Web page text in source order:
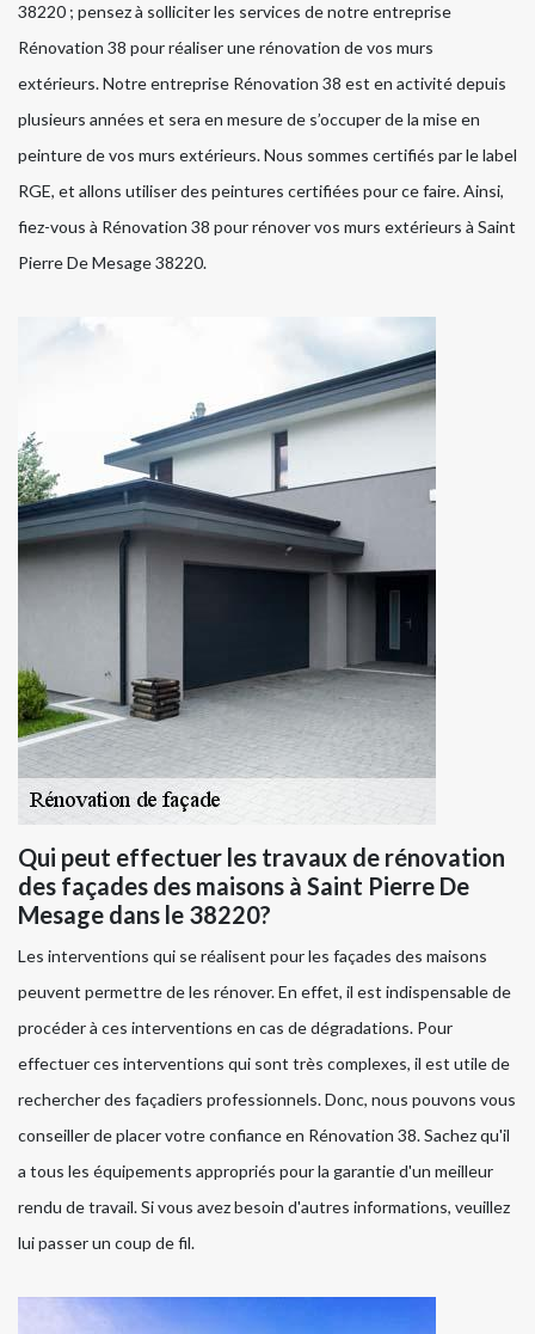
38220 ; pensez à solliciter les services de notre entreprise
Rénovation 38 pour réaliser une rénovation de vos murs
extérieurs. Notre entreprise Rénovation 38 est en activité depuis
plusieurs années et sera en mesure de s’occuper de la mise en
peinture de vos murs extérieurs. Nous sommes certifiés par le label
RGE, et allons utiliser des peintures certifiées pour ce faire. Ainsi,
fiez-vous à Rénovation 38 pour rénover vos murs extérieurs à Saint
Pierre De Mesage 38220.
Qui peut effectuer les travaux de rénovation
des façades des maisons à Saint Pierre De
Mesage dans le 38220?
Les interventions qui se réalisent pour les façades des maisons
peuvent permettre de les rénover. En effet, il est indispensable de
procéder à ces interventions en cas de dégradations. Pour
effectuer ces interventions qui sont très complexes, il est utile de
rechercher des façadiers professionnels. Donc, nous pouvons vous
conseiller de placer votre confiance en Rénovation 38. Sachez qu'il
a tous les équipements appropriés pour la garantie d'un meilleur
rendu de travail. Si vous avez besoin d'autres informations, veuillez
lui passer un coup de fil.